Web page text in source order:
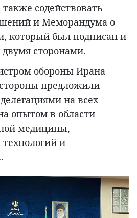
содействовать
и Меморандума о
который был подписан и
сторонами.
обороны Ирана
предложили
на всех
опытом в области
медицины,
и